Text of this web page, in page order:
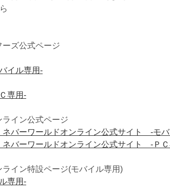
ズ公式ページ
イル専用-
専用-
イン公式ページ
バーワールドオンライン公式サイト -モバ
バーワールドオンライン公式サイト -Ｐ
イン特設ページ(モバイル専用)
専用-